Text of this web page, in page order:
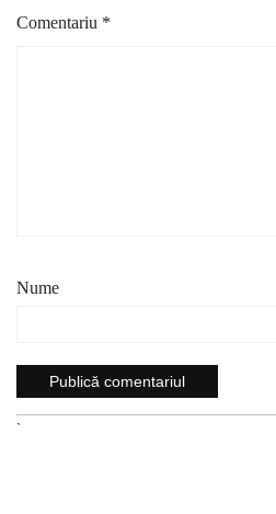
Comentariu *
Nume
`